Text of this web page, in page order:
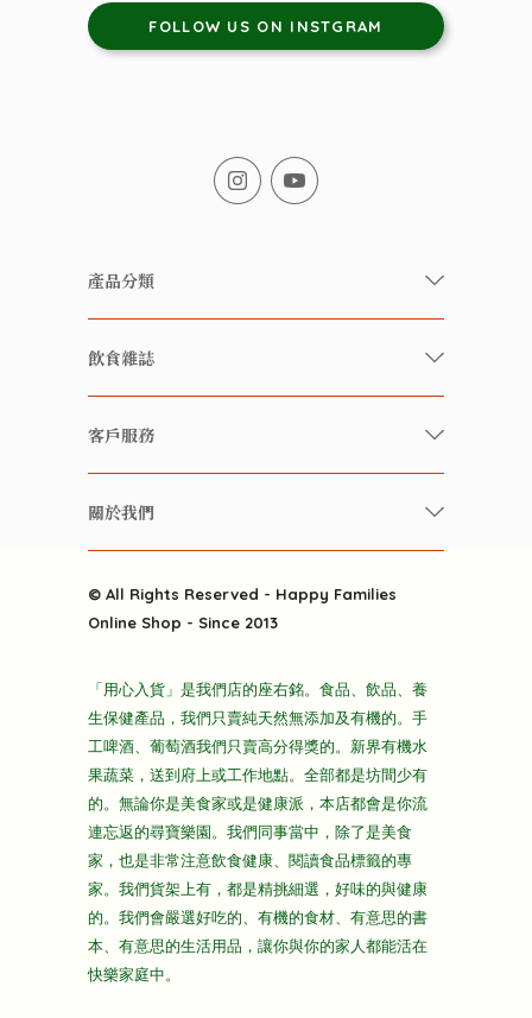
FOLLOW US ON INSTGRAM
產品分類
有機/無農藥新鮮蔬果
有機 / 無添加飲品
養生保健好東西
酒類
雜貨部
折上折大特價
主頁
飲食雜誌
快樂家庭 飲食雜誌
雲南搜食記
粒粒皆辛苦
快樂電視台
客戶服務
常見問題
關於我們
送貨
隱私政策
© All Rights Reserved - Happy Families
Online Shop - Since 2013
「用心入貨」是我們店的座右銘。食品、飲品、養
生保健產品，我們只賣純天然無添加及有機的。手
工啤酒、葡萄酒我們只賣高分得獎的。新界有機水
果蔬菜，送到府上或工作地點。全部都是坊間少有
的。無論你是美食家或是健康派，本店都會是你流
連忘返的尋寶樂園。我們同事當中，除了是美食
家，也是非常注意飲食健康、閱讀食品標籤的專
家。我們貨架上有，都是精挑細選，好味的與健康
的。我們會嚴選好吃的、有機的食材、有意思的書
本、有意思的生活用品，讓你與你的家人都能活在
快樂家庭中。